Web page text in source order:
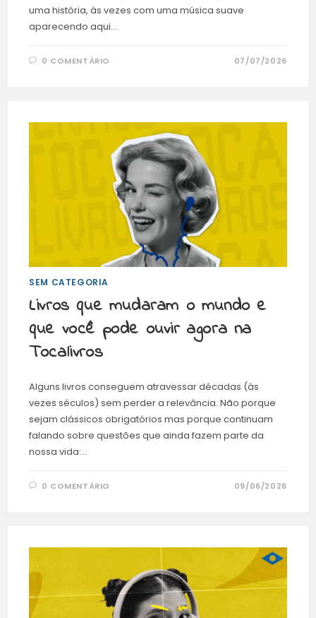
uma história, às vezes com uma música suave
aparecendo aqui…
0 COMENTÁRIO 07/07/2026
SEM CATEGORIA
Livros que mudaram o mundo e
que você pode ouvir agora na
Tocalivros
Alguns livros conseguem atravessar décadas (às
vezes séculos) sem perder a relevância. Não porque
sejam clássicos obrigatórios mas porque continuam
falando sobre questões que ainda fazem parte da
nossa vida:…
0 COMENTÁRIO 09/06/2026